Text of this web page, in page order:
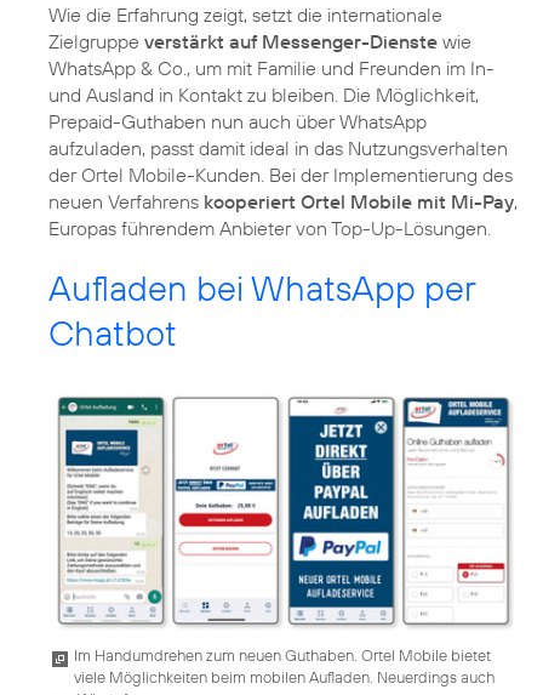
Wie die Erfahrung zeigt, setzt die internationale
Zielgruppe verstärkt auf Messenger-Dienste wie
WhatsApp & Co., um mit Familie und Freunden im In-
und Ausland in Kontakt zu bleiben. Die Möglichkeit,
Prepaid-Guthaben nun auch über WhatsApp
aufzuladen, passt damit ideal in das Nutzungsverhalten
der Ortel Mobile-Kunden. Bei der Implementierung des
neuen Verfahrens kooperiert Ortel Mobile mit Mi-Pay,
Europas führendem Anbieter von Top-Up-Lösungen.
Aufladen bei WhatsApp per
Chatbot
Im Handumdrehen zum neuen Guthaben. Ortel Mobile bietet
viele Möglichkeiten beim mobilen Aufladen. Neuerdings auch